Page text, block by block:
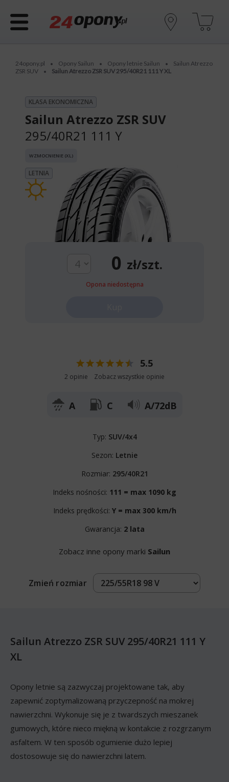
24opony.pl • Opony Sailun • Opony letnie Sailun •
Sailun Atrezzo
ZSR SUV
• Sailun Atrezzo ZSR SUV 295/40R21 111 Y XL
KLASA EKONOMICZNA
Sailun Atrezzo ZSR SUV
295/40R21 111 Y
WZMOCNIENIE (XL)
LETNIA
0 zł/szt.
Opona niedostępna
5.5
2 opinie Zobacz wszystkie opinie
A C A/72dB
Typ: SUV/4x4
Sezon: Letnie
Rozmiar: 295/40R21
Indeks nośności: 111 = max 1090 kg
Indeks prędkości: Y = max 300 km/h
Gwarancja: 2 lata
Zobacz inne opony marki Sailun
Zmień rozmiar
Sailun Atrezzo ZSR SUV 295/40R21 111 Y
XL
Opony letnie są zazwyczaj projektowane tak, aby
zapewnić zoptymalizowaną przyczepność na mokrej
nawierzchni. Wykonuje się je z twardszych mieszanek
gumowych, które nieco miękną w kontakcie z rozgrzanym
asfaltem. W ten sposób ogumienie dużo lepiej
dostosowuje się do nawierzchni latem.